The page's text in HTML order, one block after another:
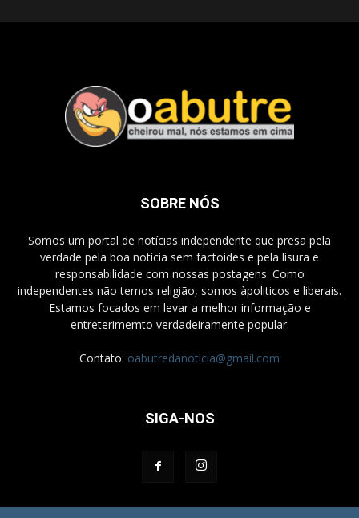
SOBRE NÓS
Somos um portal de notícias independente que presa pela
verdade pela boa notícia sem factoides e pela lisura e
responsabilidade com nossas postagens. Como
independentes não temos religião, somos àpoliticos e liberais.
Estamos focados em levar a melhor informação e
entreterimemto verdadeiramente popular.
Contato: oabutredanoticia@gmail.com
SIGA-NOS